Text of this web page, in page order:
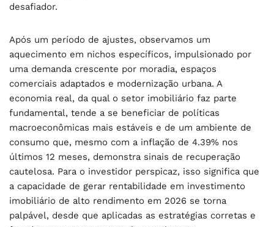
desafiador.
Após um período de ajustes, observamos um
aquecimento em nichos específicos, impulsionado por
uma demanda crescente por moradia, espaços
comerciais adaptados e modernização urbana. A
economia real, da qual o setor imobiliário faz parte
fundamental, tende a se beneficiar de políticas
macroeconômicas mais estáveis e de um ambiente de
consumo que, mesmo com a inflação de 4.39% nos
últimos 12 meses, demonstra sinais de recuperação
cautelosa. Para o investidor perspicaz, isso significa que
a capacidade de gerar rentabilidade em investimento
imobiliário de alto rendimento em 2026 se torna
palpável, desde que aplicadas as estratégias corretas e